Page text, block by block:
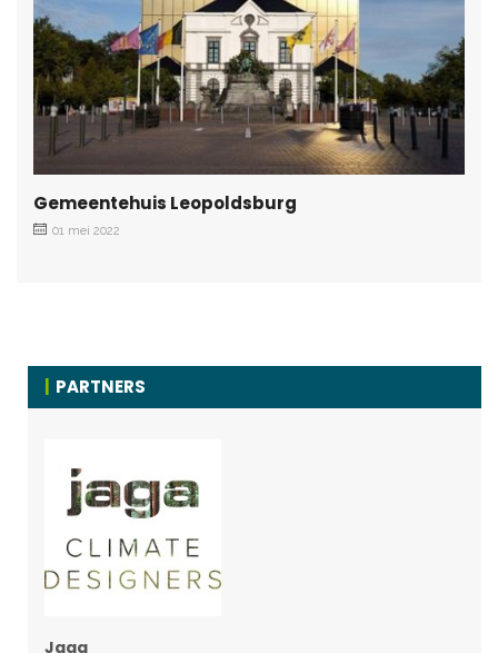
Gemeentehuis Leopoldsburg
01 mei 2022
PARTNERS
Jaga